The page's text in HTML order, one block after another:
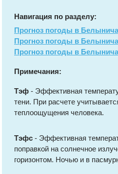
Навигация по разделу:
Прогноз погоды в
Прогноз погоды в
Прогноз погоды в
Примечания:
Тэф - Эффективная
тени. При расчете
теплоощущения человека.
Тэфс - Эффективная
поправкой на солнечное
горизонтом. Ночью и в